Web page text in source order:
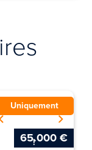
Uniquement
sur honesty.be
!
65.000 €